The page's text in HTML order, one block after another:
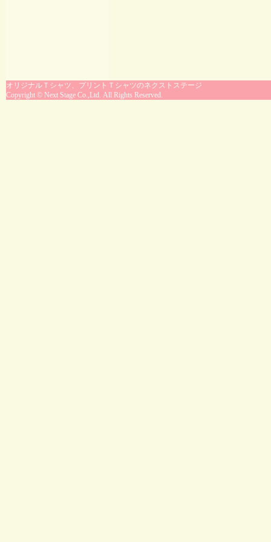
オリジナルＴシャツ、プリントＴシャツのネクストステージ
Copyright © Next Stage Co.,Ltd. All Rights Reserved.